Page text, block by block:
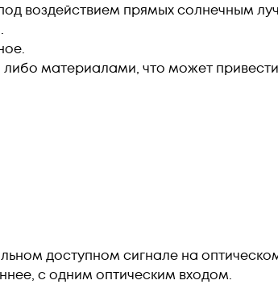
воздействием прямых солнечным
материалами, что может
доступном сигнале на
с одним оптическим входом.